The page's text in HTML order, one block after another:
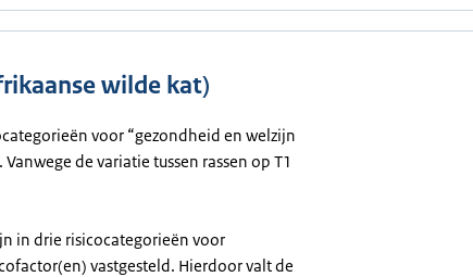
wilde kat)
voor “gezondheid en welzijn
de variatie tussen rassen op T1
in drie risicocategorieën voor
vastgesteld. Hierdoor valt de